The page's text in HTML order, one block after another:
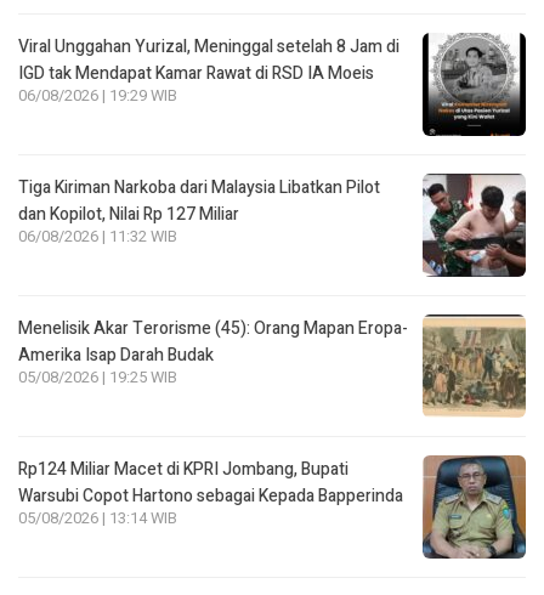
Viral Unggahan Yurizal, Meninggal setelah 8 Jam di
IGD tak Mendapat Kamar Rawat di RSD IA Moeis
06/08/2026 | 19:29 WIB
Tiga Kiriman Narkoba dari Malaysia Libatkan Pilot
dan Kopilot, Nilai Rp 127 Miliar
06/08/2026 | 11:32 WIB
Menelisik Akar Terorisme (45): Orang Mapan Eropa-
Amerika Isap Darah Budak
05/08/2026 | 19:25 WIB
Rp124 Miliar Macet di KPRI Jombang, Bupati
Warsubi Copot Hartono sebagai Kepada Bapperinda
05/08/2026 | 13:14 WIB